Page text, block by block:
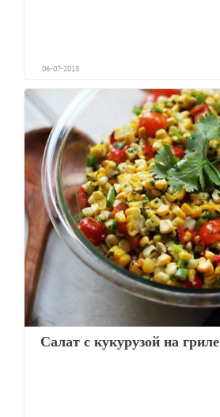
06-07-2018
Салат с кукурузой на гриле